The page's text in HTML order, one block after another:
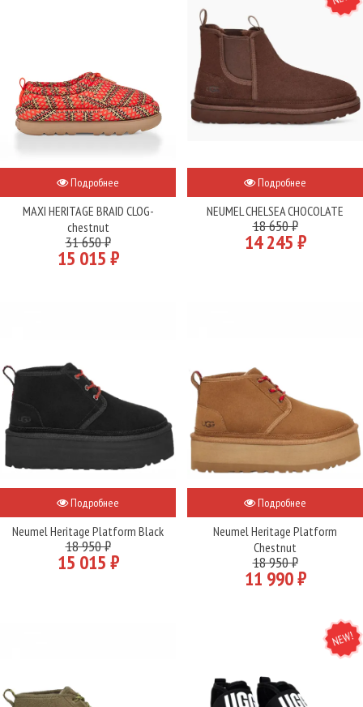
Подробнее
MAXI HERITAGE BRAID CLOG-
chestnut
31 650 ₽
15 015 ₽
Подробнее
NEUMEL CHELSEA CHOCOLATE
18 650 ₽
14 245 ₽
Подробнее
Neumel Heritage Platform Black
18 950 ₽
15 015 ₽
Подробнее
Neumel Heritage Platform
Chestnut
18 950 ₽
11 990 ₽
NEW